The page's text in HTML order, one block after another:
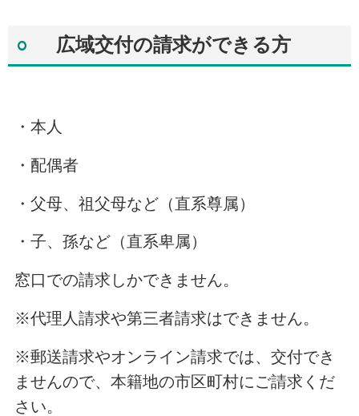
広域交付の請求ができる方
・本人
・配偶者
・父母、祖父母など（直系尊属）
・子、孫など（直系卑属）
窓口での請求しかできません。
※代理人請求や第三者請求はできません。
※郵送請求やオンライン請求では、交付でき
ませんので、本籍地の市区町村にご請求くだ
さい。